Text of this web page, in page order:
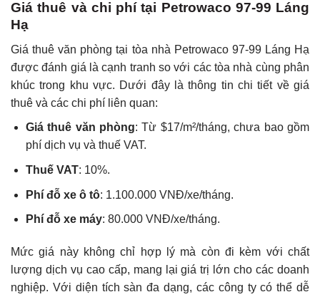
Giá thuê và chi phí tại Petrowaco 97-99 Láng
Hạ
Giá thuê văn phòng tại tòa nhà Petrowaco 97-99 Láng Hạ
được đánh giá là cạnh tranh so với các tòa nhà cùng phân
khúc trong khu vực. Dưới đây là thông tin chi tiết về giá
thuê và các chi phí liên quan:
Giá thuê văn phòng: Từ $17/m²/tháng, chưa bao gồm
phí dịch vụ và thuế VAT.
Thuế VAT: 10%.
Phí đỗ xe ô tô: 1.100.000 VNĐ/xe/tháng.
Phí đỗ xe máy: 80.000 VNĐ/xe/tháng.
Mức giá này không chỉ hợp lý mà còn đi kèm với chất
lượng dịch vụ cao cấp, mang lại giá trị lớn cho các doanh
nghiệp. Với diện tích sàn đa dạng, các công ty có thể dễ